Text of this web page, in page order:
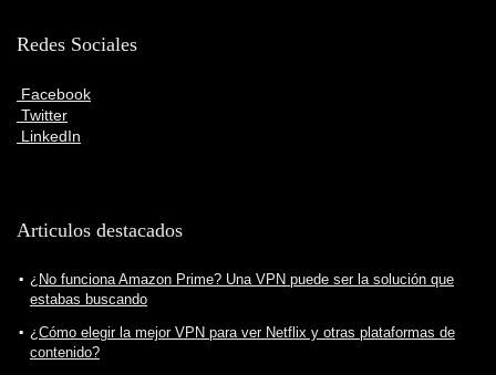
Redes Sociales
Facebook
Twitter
LinkedIn
Articulos destacados
¿No funciona Amazon Prime? Una VPN puede ser la solución que
estabas buscando
¿Cómo elegir la mejor VPN para ver Netflix y otras plataformas de
contenido?